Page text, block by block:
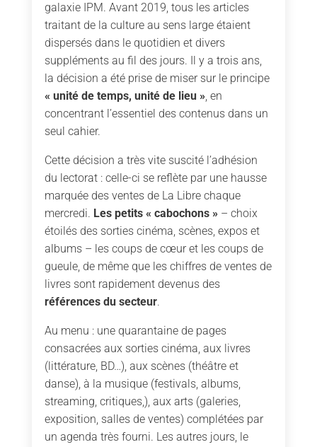
galaxie IPM. Avant 2019, tous les articles
traitant de la culture au sens large étaient
dispersés dans le quotidien et divers
suppléments au fil des jours. Il y a trois ans,
la décision a été prise de miser sur le principe
« unité de temps, unité de lieu », en
concentrant l’essentiel des contenus dans un
seul cahier.
Cette décision a très vite suscité l’adhésion
du lectorat : celle-ci se reflète par une hausse
marquée des ventes de La Libre chaque
mercredi. Les petits « cabochons »– choix
étoilés des sorties cinéma, scènes, expos et
albums – les coups de cœur et les coups de
gueule, de même que les chiffres de ventes de
livres sont rapidement devenus des
références du secteur.
Au menu : une quarantaine de pages
consacrées aux sorties cinéma, aux livres
(littérature, BD…), aux scènes (théâtre et
danse), à la musique (festivals, albums,
streaming, critiques,), aux arts (galeries,
exposition, salles de ventes) complétées par
un agenda très fourni. Les autres jours, le